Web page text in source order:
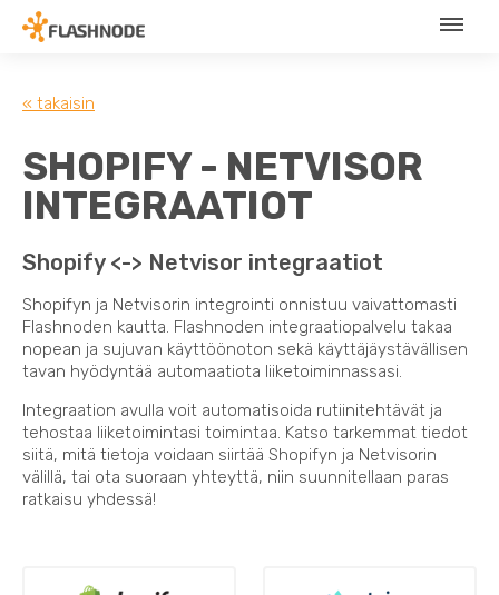
« takaisin
SHOPIFY - NETVISOR
INTEGRAATIOT
Shopify <-> Netvisor integraatiot
Shopifyn ja Netvisorin integrointi onnistuu vaivattomasti
Flashnoden kautta. Flashnoden integraatiopalvelu takaa
nopean ja sujuvan käyttöönoton sekä käyttäjäystävällisen
tavan hyödyntää automaatiota liiketoiminnassasi.
Integraation avulla voit automatisoida rutiinitehtävät ja
tehostaa liiketoimintasi toimintaa. Katso tarkemmat tiedot
siitä, mitä tietoja voidaan siirtää Shopifyn ja Netvisorin
välillä, tai ota suoraan yhteyttä, niin suunnitellaan paras
ratkaisu yhdessä!